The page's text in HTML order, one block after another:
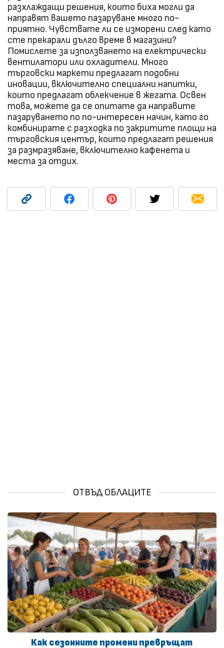
разхлаждащи решения, които биха могли да
направят вашето пазаруване много по-
приятно. Чувствате ли се изморени след като
сте прекарали дълго време в магазини?
Помислете за използването на електрически
вентилатори или охладители. Много
търговски маркети предлагат подобни
иновации, включително специални напитки,
които предлагат облекчение в жегата. Освен
това, можете да се опитате да направите
пазаруването по по-интересен начин, като го
комбинирате с разходка по закритите площи на
търговския център, които предлагат решения
за размразяване, включително кафенета и
места за отдих.
ОТВЪД ОБЛАЦИТЕ
Как сезонните промени превръщат